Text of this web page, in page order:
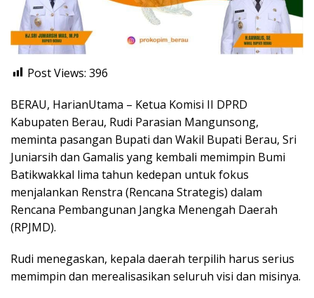
Post Views: 396
BERAU, HarianUtama – Ketua Komisi II DPRD
Kabupaten Berau, Rudi Parasian Mangunsong,
meminta pasangan Bupati dan Wakil Bupati Berau, Sri
Juniarsih dan Gamalis yang kembali memimpin Bumi
Batikwakkal lima tahun kedepan untuk fokus
menjalankan Renstra (Rencana Strategis) dalam
Rencana Pembangunan Jangka Menengah Daerah
(RPJMD).
Rudi menegaskan, kepala daerah terpilih harus serius
memimpin dan merealisasikan seluruh visi dan misinya.